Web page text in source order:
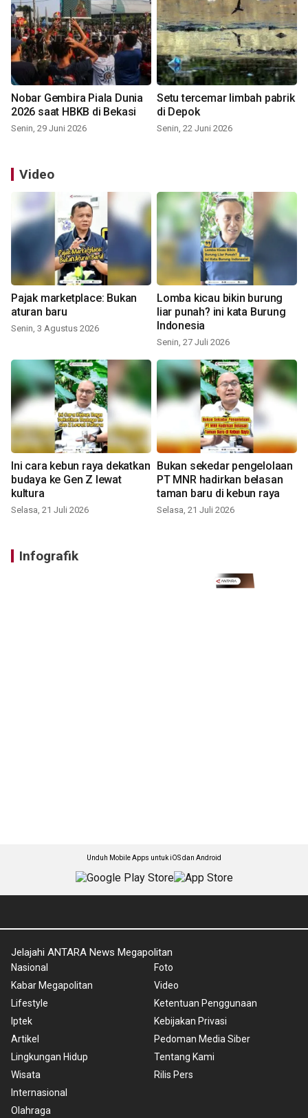
Nobar Gembira Piala Dunia
2026 saat HBKB di Bekasi
Senin, 29 Juni 2026
Setu tercemar limbah pabrik
di Depok
Senin, 22 Juni 2026
Video
Pajak marketplace: Bukan
aturan baru
Senin, 3 Agustus 2026
Lomba kicau bikin burung
liar punah? ini kata Burung
Indonesia
Senin, 27 Juli 2026
Ini cara kebun raya dekatkan
budaya ke Gen Z lewat
kultura
Selasa, 21 Juli 2026
Bukan sekedar pengelolaan
PT MNR hadirkan belasan
taman baru di kebun raya
Selasa, 21 Juli 2026
Infografik
Unduh Mobile Apps untuk iOS dan Android
Jelajahi ANTARA News Megapolitan
Nasional
Kabar Megapolitan
Lifestyle
Iptek
Artikel
Lingkungan Hidup
Wisata
Internasional
Olahraga
Foto
Video
Ketentuan Penggunaan
Kebijakan Privasi
Pedoman Media Siber
Tentang Kami
Rilis Pers